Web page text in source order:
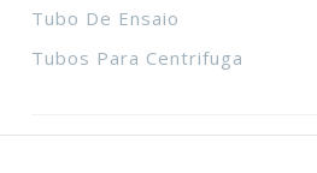
Tubo De Ensaio
Tubos Para Centrifuga